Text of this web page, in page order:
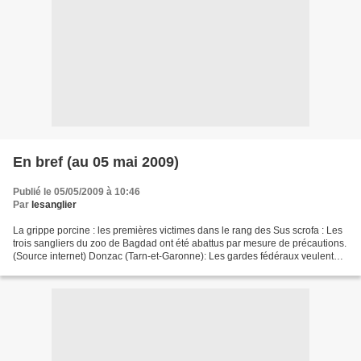
En bref (au 05 mai 2009)
Publié le 05/05/2009 à 10:46
Par lesanglier
La grippe porcine : les premières victimes dans le rang des Sus scrofa : Les
trois sangliers du zoo de Bagdad ont été abattus par mesure de précautions.
(Source internet) Donzac (Tarn-et-Garonne): Les gardes fédéraux veulent